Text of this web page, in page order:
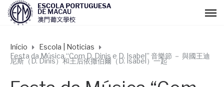
Início
Escola | Noticias
Festa da Música “Com D. Dinis e D. Isabel” 音樂節 － 與國王迪
尼斯（D. Dinis）和王后依撒伯爾（D. Isabel）一起